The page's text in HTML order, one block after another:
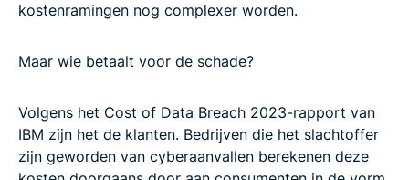
kostenramingen nog complexer worden.
Maar wie betaalt voor de schade?
Volgens het Cost of Data Breach 2023-rapport van
IBM zijn het de klanten. Bedrijven die het slachtoffer
zijn geworden van cyberaanvallen berekenen deze